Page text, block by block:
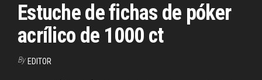
Estuche de fichas de póker
acrílico de 1000 ct
By EDITOR